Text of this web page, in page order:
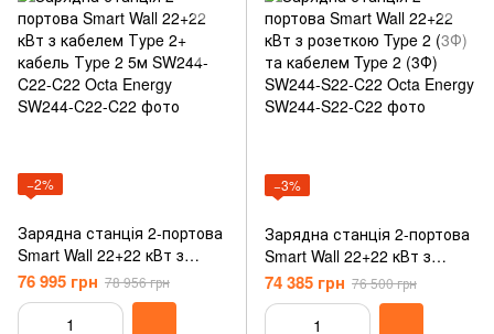
−2%
Зарядна станція 2-портова
Smart Wall 22+22 кВт з
кабелем Тype 2+ кабель
Тype 2 5м SW244-C22-C22
Octa Energy
76 995 грн 78 956 грн
−3%
Зарядна станція 2-портова
Smart Wall 22+22 кВт з
розеткою Type 2 (3Ф) та
кабелем Type 2 (3Ф) SW244-
S22-C22 Octa Energy
74 385 грн 76 500 грн